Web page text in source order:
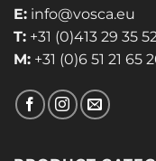
E: info@vosca.eu
T: +31 (0)413 29 35
M: +31 (0)6 51 21 65